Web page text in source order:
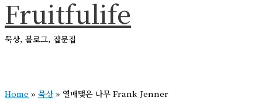
콘
텐
츠
너
Fruitfulife
묵상, 블로그, 잡문집
메
Home » 묵상 » 열매맺은 나무 Frank Jenner